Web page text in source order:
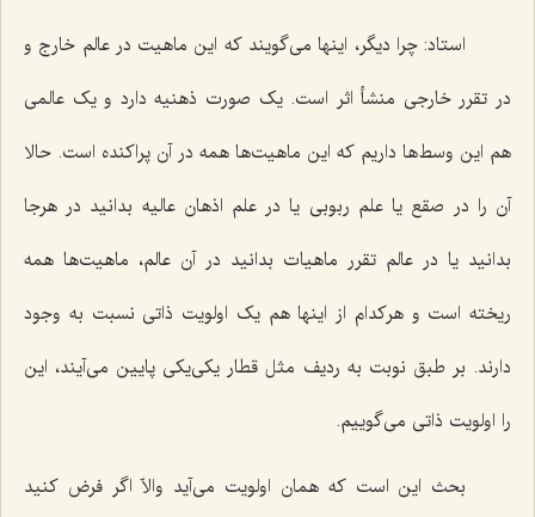
استاد: چرا دیگر، اینها می‌گویند که این ماهیت در عالم خارج و
در تقرر خارجی منشأ اثر است. یک صورت ذهنیه دارد و یک عالمی
هم این وسط‌ها داریم که این ماهیت‌ها همه در آن پراکنده است. حالا
آن را در صقع یا علم ربوبی یا در علم اذهان عالیه بدانید در هرجا
بدانید یا در عالم تقرر ماهیات بدانید در آن عالم، ماهیت‌ها همه
ریخته است و هرکدام از اینها هم یک اولویت ذاتی نسبت به وجود
دارند. بر طبق نوبت به ردیف مثل قطار یکی‌یکی پایین می‌آیند، این
را اولویت ذاتی می‌گوییم.
بحث این است که همان اولویت می‌آید والاّ اگر فرض کنید